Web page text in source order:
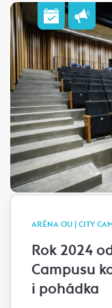
ARÉNA OU | CITY
Rok 2024
Campusu
i pohádka